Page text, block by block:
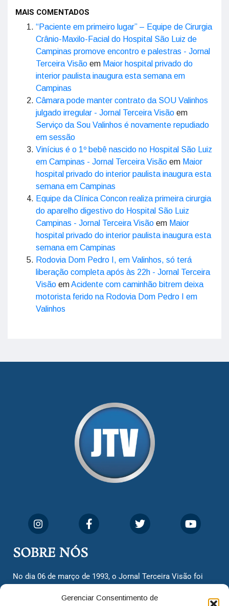
Gerenciar Consentimento de
MAIS COMENTADOS
“Paciente em primeiro lugar” – Equipe de Cirurgia
Crânio-Maxilo-Facial do Hospital São Luiz de
Campinas promove encontro e palestras - Jornal
Terceira Visão em Maior hospital privado do
interior paulista inaugura esta semana em
Campinas
Câmara pode manter contrato da SOU Valinhos
julgado irregular - Jornal Terceira Visão em
Serviço da Sou Valinhos é novamente repudiado
em sessão
Vinícius é o 1º bebê nascido no Hospital São Luiz
em Campinas - Jornal Terceira Visão em Maior
hospital privado do interior paulista inaugura esta
semana em Campinas
Equipe da Clínica Concon realiza primeira cirurgia
do aparelho digestivo do Hospital São Luiz
Campinas - Jornal Terceira Visão em Maior
hospital privado do interior paulista inaugura esta
semana em Campinas
Rodovia Dom Pedro I, em Valinhos, só terá
liberação completa após às 22h - Jornal Terceira
Visão emAcidente com caminhão bitrem deixa
motorista ferido na Rodovia Dom Pedro I em
Valinhos
SOBRE NÓS
No dia 06 de março de 1993, o Jornal Terceira Visão foi
cidadãos valinhenses, já que naquela época só existiam